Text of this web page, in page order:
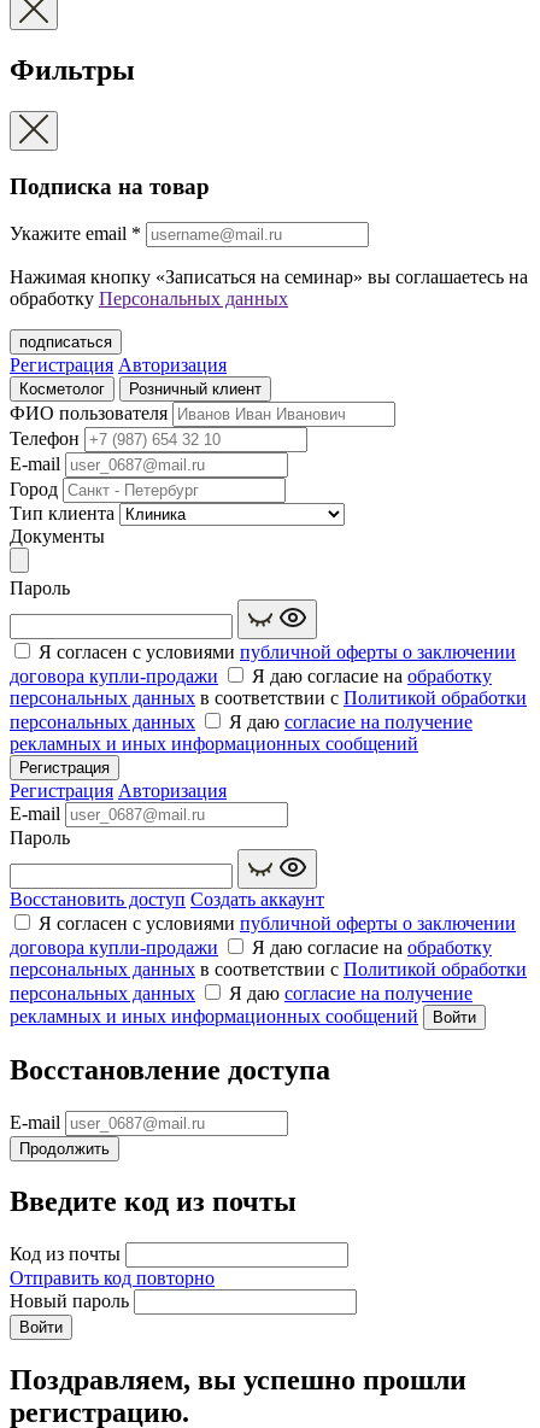
Фильтры
Подписка на товар
Укажите еmail *
Нажимая кнопку «Записаться на семинар» вы соглашаетесь на
обработку Персональных данных
подписаться
Регистрация Авторизация
Косметолог Розничный клиент
ФИО пользователя
Телефон
E-mail
Город
Тип клиента
Документы
Пароль
Я согласен с условиями публичной оферты о заключении
договора купли‑продажи
Я даю согласие на обработку
персональных данных в соответствии с Политикой обработки
персональных данных
Я даю согласие на получение
рекламных и иных информационных сообщений
Регистрация
Регистрация Авторизация
E-mail
Пароль
Восстановить доступ Создать аккаунт
Я согласен с условиями публичной оферты о заключении
договора купли‑продажи
Я даю согласие на обработку
персональных данных в соответствии с Политикой обработки
персональных данных
Я даю согласие на получение
рекламных и иных информационных сообщений
Войти
Восстановление доступа
E-mail
Продолжить
Введите код из почты
Код из почты
Отправить код повторно
Новый пароль
Войти
Поздравляем, вы успешно прошли
регистрацию.